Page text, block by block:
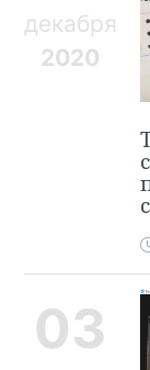
декабря
2020
03